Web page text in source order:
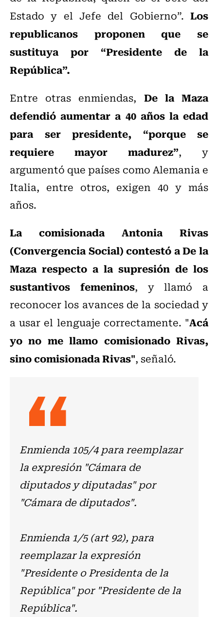
Estado y el Jefe del Gobierno”. Los
republicanos proponen que se
sustituya por “Presidente de la
República”.
Entre otras enmiendas, De la Maza
defendió aumentar a 40 años la edad
para ser presidente, “porque se
requiere mayor madurez”, y
argumentó que países como Alemania e
Italia, entre otros, exigen 40 y más
años.
La comisionada Antonia Rivas
(Convergencia Social) contestó a De la
Maza respecto a la supresión de los
sustantivos femeninos, y llamó a
reconocer los avances de la sociedad y
a usar el lenguaje correctamente. "Acá
yo no me llamo comisionado Rivas,
sino comisionada Rivas", señaló.
Enmienda 105/4 para reemplazar
la expresión "Cámara de
diputados y diputadas" por
"Cámara de diputados".
Enmienda 1/5 (art 92), para
reemplazar la expresión
"Presidente o Presidenta de la
República" por "Presidente de la
República".